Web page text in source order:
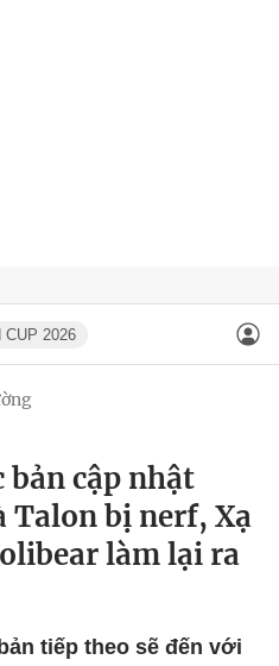
CUP 2026
cập nhật
Talon bị nerf, Xạ
làm lại ra
tiếp theo sẽ đến với